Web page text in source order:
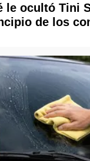
le ocultó Tini
de los